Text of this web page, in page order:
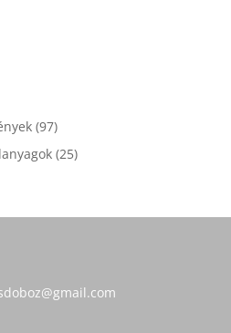
9797
termék
2525